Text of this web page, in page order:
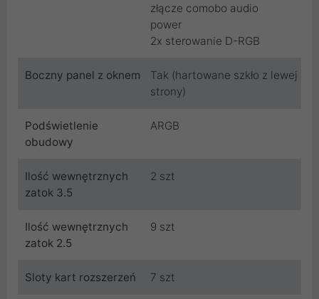
złącze comobo audio
power
2x sterowanie D-RGB
Boczny panel z oknem
Tak (hartowane szkło z lewej
strony)
Podświetlenie
obudowy
ARGB
Ilość wewnętrznych
zatok 3.5
2 szt
Ilość wewnętrznych
zatok 2.5
9 szt
Sloty kart rozszerzeń 7 szt